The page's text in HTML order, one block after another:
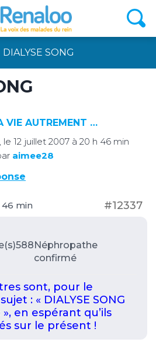
DIALYSE SONG
VIE AUTREMENT …
, le 12 juillet 2007 à 20 h 46 min
aimee28
min #12337
Néphropathe
confirmé
sont, pour le
: « DIALYSE SONG
en espérant qu’ils
sur le présent !